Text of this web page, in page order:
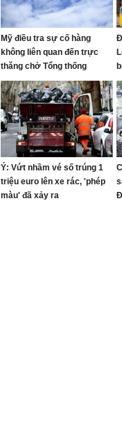
Mỹ điều tra sự cố hàng
không liên quan đến trực
thăng chở Tổng thống
Trump
Ý: Vứt nhầm vé số trúng 1
triệu euro lên xe rác, 'phép
màu' đã xảy ra